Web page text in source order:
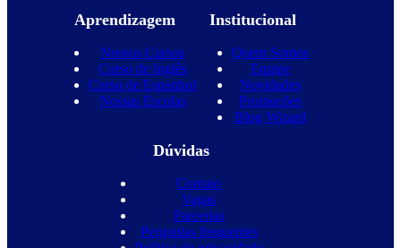
Aprendizagem
Nossos Cursos
Curso de Inglês
Curso de Espanhol
Nossas Escolas
Institucional
Quem Somos
Equipe
Novidades
Promoções
Blog Wizard
Dúvidas
Contato
Vagas
Parcerias
Perguntas frequentes